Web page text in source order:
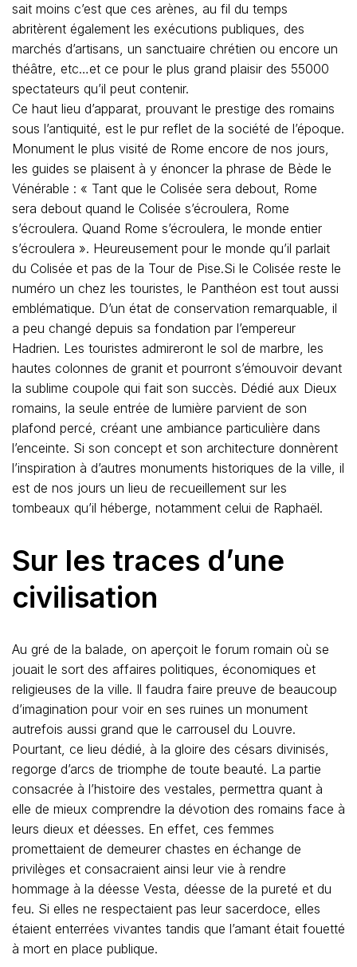
sait moins c’est que ces arènes, au fil du temps
abritèrent également les exécutions publiques, des
marchés d’artisans, un sanctuaire chrétien ou encore un
théâtre, etc…et ce pour le plus grand plaisir des 55000
spectateurs qu’il peut contenir.
Ce haut lieu d’apparat, prouvant le prestige des romains
sous l’antiquité, est le pur reflet de la société de l’époque.
Monument le plus visité de Rome encore de nos jours,
les guides se plaisent à y énoncer la phrase de Bède le
Vénérable : « Tant que le Colisée sera debout, Rome
sera debout quand le Colisée s’écroulera, Rome
s’écroulera. Quand Rome s’écroulera, le monde entier
s’écroulera ». Heureusement pour le monde qu’il parlait
du Colisée et pas de la Tour de Pise.Si le Colisée reste le
numéro un chez les touristes, le Panthéon est tout aussi
emblématique. D’un état de conservation remarquable, il
a peu changé depuis sa fondation par l’empereur
Hadrien. Les touristes admireront le sol de marbre, les
hautes colonnes de granit et pourront s’émouvoir devant
la sublime coupole qui fait son succès. Dédié aux Dieux
romains, la seule entrée de lumière parvient de son
plafond percé, créant une ambiance particulière dans
l’enceinte. Si son concept et son architecture donnèrent
l’inspiration à d’autres monuments historiques de la ville, il
est de nos jours un lieu de recueillement sur les
tombeaux qu’il héberge, notamment celui de Raphaël.
Sur les traces d’une
civilisation
Au gré de la balade, on aperçoit le forum romain où se
jouait le sort des affaires politiques, économiques et
religieuses de la ville. Il faudra faire preuve de beaucoup
d’imagination pour voir en ses ruines un monument
autrefois aussi grand que le carrousel du Louvre.
Pourtant, ce lieu dédié, à la gloire des césars divinisés,
regorge d’arcs de triomphe de toute beauté. La partie
consacrée à l’histoire des vestales, permettra quant à
elle de mieux comprendre la dévotion des romains face à
leurs dieux et déesses. En effet, ces femmes
promettaient de demeurer chastes en échange de
privilèges et consacraient ainsi leur vie à rendre
hommage à la déesse Vesta, déesse de la pureté et du
feu. Si elles ne respectaient pas leur sacerdoce, elles
étaient enterrées vivantes tandis que l’amant était fouetté
à mort en place publique.